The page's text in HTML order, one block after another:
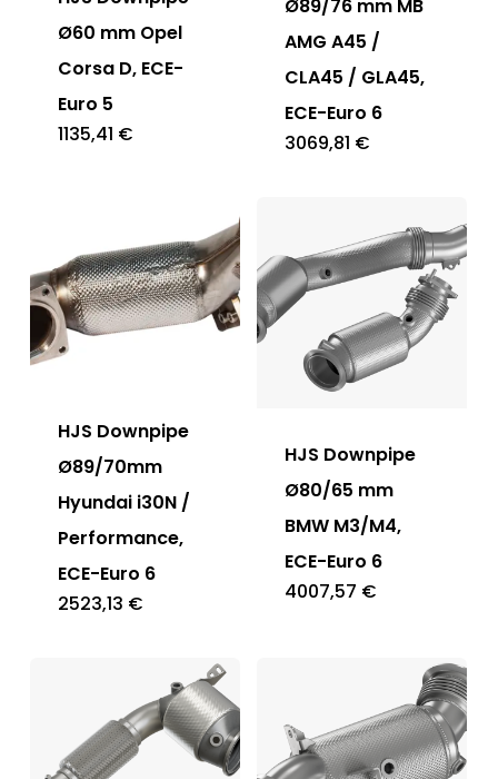
Ø60 mm Opel
Corsa D, ECE-
Euro 5
1135,41 €
Ø89/76 mm MB
AMG A45 /
CLA45 / GLA45,
ECE-Euro 6
3069,81 €
HJS Downpipe
Ø89/70mm
Hyundai i30N /
Performance,
ECE-Euro 6
2523,13 €
HJS Downpipe
Ø80/65 mm
BMW M3/M4,
ECE-Euro 6
4007,57 €